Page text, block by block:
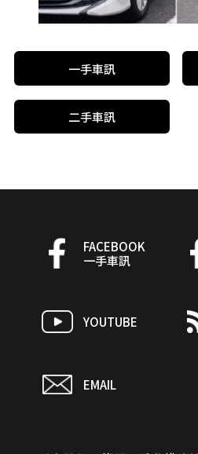
一手車訊
二手車訊
FACEBOOK
一手車訊
YOUTUBE
EMAIL